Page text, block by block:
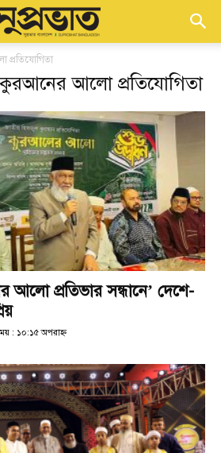
আলো প্রতিযোগিতা
প্রতিভার সন্ধানে’ দেশে-
: ১০:১৫ অপরাহ্ণ